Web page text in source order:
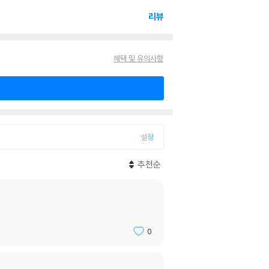
리뷰
혜택 및 유의사항
설정
추천순
0